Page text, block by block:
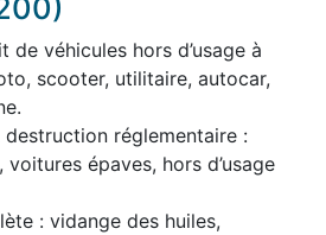
de véhicules hors d’usage à
scooter, utilitaire, autocar,
destruction réglementaire :
voitures épaves, hors d’usage
: vidange des huiles,